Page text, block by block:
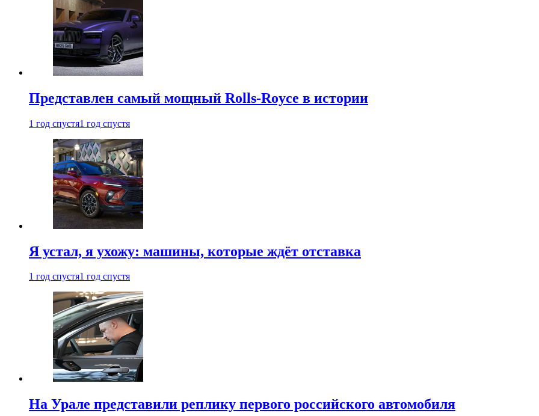
Представлен самый мощный Rolls-Royce в истории
1 год спустя1 год спустя
Я устал, я ухожу: машины, которые ждёт отставка
1 год спустя1 год спустя
На Урале представили реплику первого российского автомобиля